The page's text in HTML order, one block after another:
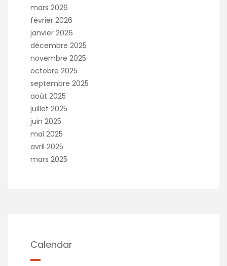
mars 2026
février 2026
janvier 2026
décembre 2025
novembre 2025
octobre 2025
septembre 2025
août 2025
juillet 2025
juin 2025
mai 2025
avril 2025
mars 2025
Calendar